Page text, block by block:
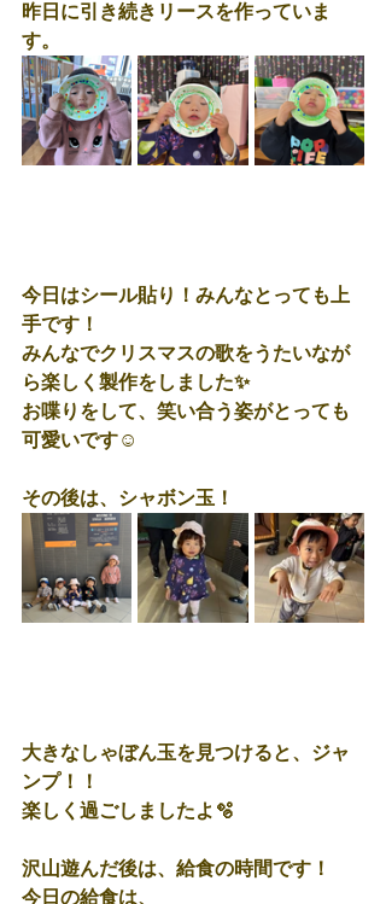
昨日に引き続きリースを作っていま
す。
今日はシール貼り！みんなとっても上
手です！
みんなでクリスマスの歌をうたいなが
ら楽しく製作をしました✨
お喋りをして、笑い合う姿がとっても
可愛いです☺️
その後は、シャボン玉！
大きなしゃぼん玉を見つけると、ジャ
ンプ！！
楽しく過ごしましたよ🫧
沢山遊んだ後は、給食の時間です！
今日の給食は、